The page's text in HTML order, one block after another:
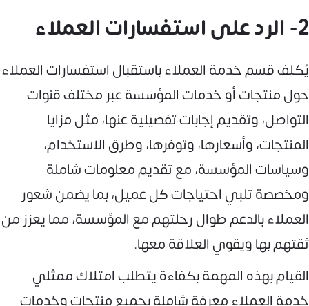
2- الرد على استفسارات العملاء
يُكلف قسم خدمة العملاء باستقبال استفسارات العملاء
حول منتجات أو خدمات المؤسسة عبر مختلف قنوات
التواصل، وتقديم إجابات تفصيلية عنها، مثل مزايا
المنتجات، وأسعارها، وتوفرها، وطرق الاستخدام،
وسياسات المؤسسة، مع تقديم معلومات شاملة
ومخصصة تلبي احتياجات كل عميل، بما يضمن شعور
العملاء بالدعم طوال رحلتهم مع المؤسسة، مما يعزز من
ثقتهم بها ويقوي العلاقة معها.
القيام بهذه المهمة بكفاءة يتطلب امتلاك ممثلي
خدمة العملاء معرفة شاملة بجميع منتجات وخدمات